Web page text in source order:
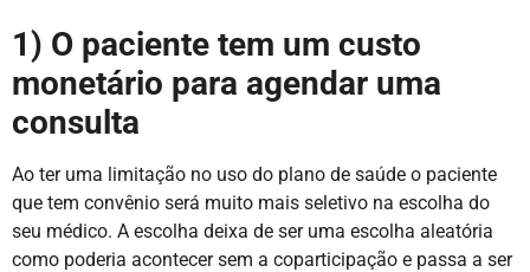
1) O paciente tem um custo
monetário para agendar uma
consulta
Ao ter uma limitação no uso do plano de saúde o paciente
que tem convênio será muito mais seletivo na escolha do
seu médico. A escolha deixa de ser uma escolha aleatória
como poderia acontecer sem a coparticipação e passa a ser